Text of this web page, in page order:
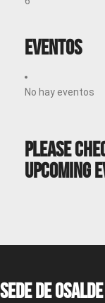
Eventos
No hay eventos
Please
Upcoming
Sede de OSALDE